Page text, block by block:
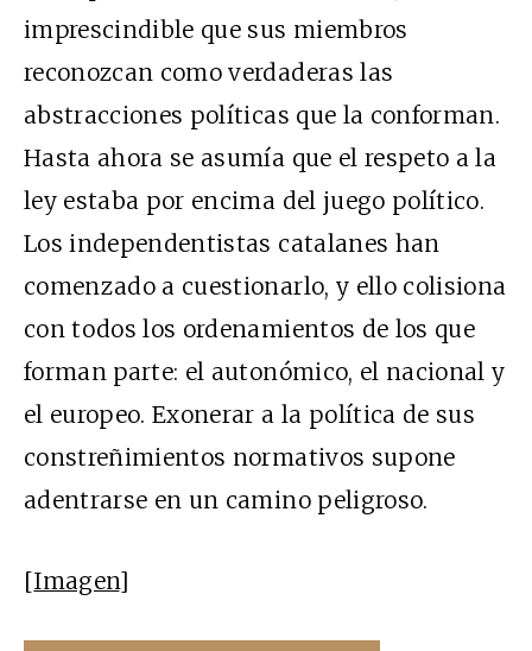
imprescindible que sus miembros
reconozcan como verdaderas las
abstracciones políticas que la conforman.
Hasta ahora se asumía que el respeto a la
ley estaba por encima del juego político.
Los independentistas catalanes han
comenzado a cuestionarlo, y ello colisiona
con todos los ordenamientos de los que
forman parte: el autonómico, el nacional y
el europeo. Exonerar a la política de sus
constreñimientos normativos supone
adentrarse en un camino peligroso.
[Imagen]